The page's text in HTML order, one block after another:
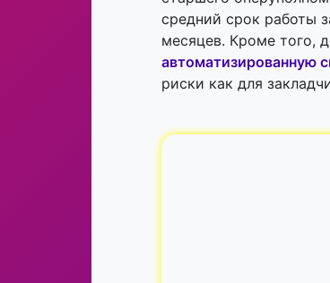
средний срок работы
месяцев. Кроме того,
автоматизированную
риски как для